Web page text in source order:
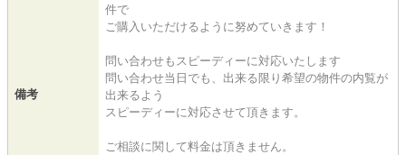
備考
件で
ご購入いただけるように努めていきます！
問い合わせもスピーディーに対応いたします
問い合わせ当日でも、出来る限り希望の物件の内覧が
出来るよう
スピーディーに対応させて頂きます。
ご相談に関して料金は頂きません。